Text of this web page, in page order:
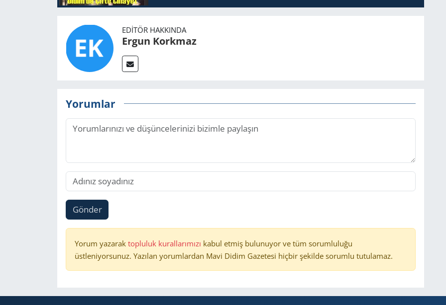
EDITÖR HAKKINDA
Ergun Korkmaz
Yorumlar
Gönder
Yorum yazarak topluluk kurallarımızı kabul etmiş bulunuyor ve tüm sorumluluğu
üstleniyorsunuz. Yazılan yorumlardan Mavi Didim Gazetesi hiçbir şekilde sorumlu tutulamaz.